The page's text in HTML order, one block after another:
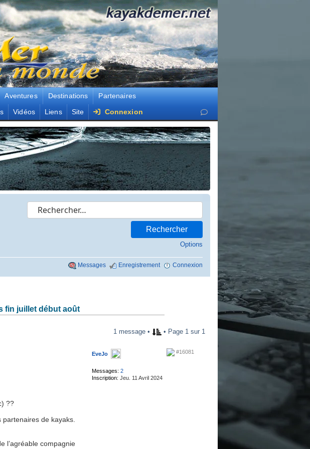
Aventures Destinations
Partenaires
Vidéos Liens Site Connexion
Options
Messages Enregistrement Connexion
fin juillet début août
1 message • • Page 1 sur 1
#16081
EveJo
Messages: 2
Inscription: Jeu. 11 Avril 2024
??
de kayaks.
l’agréable compagnie